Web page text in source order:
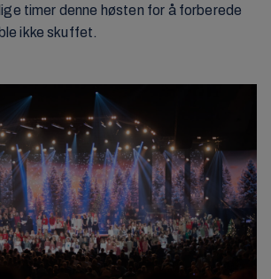
timer denne høsten for å forberede
ikke skuffet.